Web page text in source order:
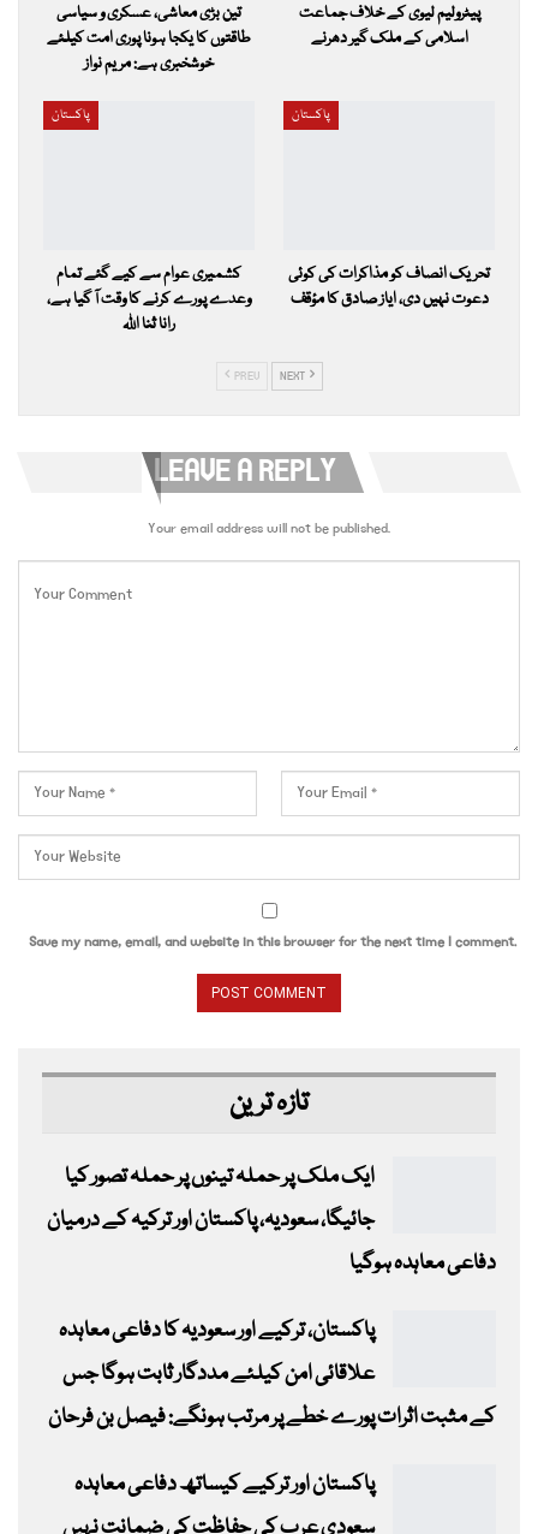
تین بڑی معاشی، عسکری و سیاسی
طاقتوں کا یکجا ہونا پوری امت کیلئے
خوشخبری ہے: مریم نواز
پیٹرولیم لیوی کے خلاف جماعت
اسلامی کے ملک گیر دھرنے
پاکستان
کشمیری عوام سے کیے گئے تمام
وعدے پورے کرنے کا وقت آ گیا ہے،
رانا ثنا اللہ
پاکستان
تحریک انصاف کو مذاکرات کی کوئی
دعوت نہیں دی، ایاز صادق کا مؤقف
PREV NEXT
LEAVE A REPLY
Your email address will not be published.
Save my name, email, and website in this browser for the next time I comment.
تازہ ترین
ایک ملک پر حملہ تینوں پر حملہ تصور کیا
جائیگا، سعودیہ، پاکستان اور ترکیہ کے درمیان
دفاعی معاہدہ ہوگیا
پاکستان، ترکیے اور سعودیہ کا دفاعی معاہدہ
علاقائی امن کیلئے مددگار ثابت ہوگا جس
کے مثبت اثرات پورے خطے پر مرتب ہونگے: فیصل بن فرحان
پاکستان اور ترکیے کیساتھ دفاعی معاہدہ